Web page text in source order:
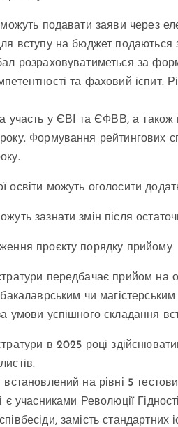
подавати заяви через
вступу на бюджет подаються
розраховуватиметься за
та фаховий іспит.
участь у ЄВІ та ЄФВВ, а також
Формування рейтингових
освіти можуть оголосити
зазнати змін після
проєкту порядку прийому
передбачає прийом на
бакалаврським чи
умови успішного складання
в 2025 році
встановлений на рівні 5
є учасниками Революції
замість стандартних